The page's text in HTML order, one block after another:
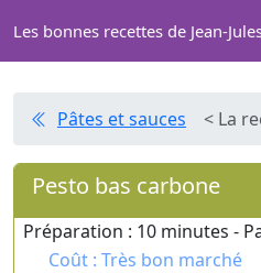
Les bonnes recettes de Jean-
Pâtes et sauces < La
Pesto bas carbone
Préparation : 10 minutes -
Coût : Très bon marché